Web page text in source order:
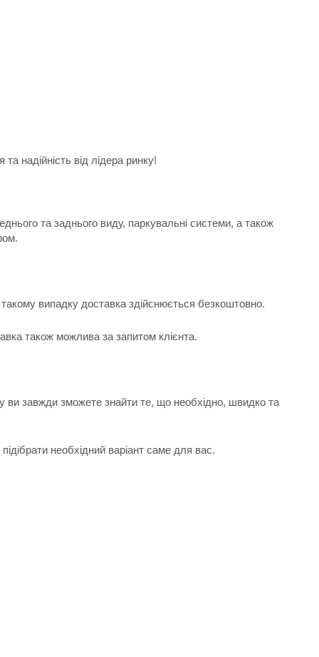
надійність від лідера ринку!
та заднього виду, паркувальні системи, а також
випадку доставка здійснюється безкоштовно.
також можлива за запитом клієнта.
ви завжди зможете знайти те, що необхідно, швидко та
необхідний варіант саме для вас.